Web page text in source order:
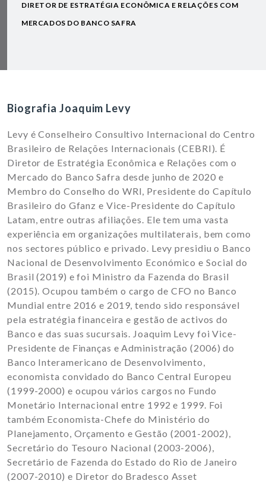
DIRETOR DE ESTRATÉGIA ECONÔMICA E RELAÇÕES COM
MERCADOS DO BANCO SAFRA
Biografia Joaquim Levy
Levy é Conselheiro Consultivo Internacional do Centro
Brasileiro de Relações Internacionais (CEBRI). É
Diretor de Estratégia Econômica e Relações com o
Mercado do Banco Safra desde junho de 2020 e
Membro do Conselho do WRI, Presidente do Capítulo
Brasileiro do Gfanz e Vice-Presidente do Capítulo
Latam, entre outras afiliações. Ele tem uma vasta
experiência em organizações multilaterais, bem como
nos sectores público e privado. Levy presidiu o Banco
Nacional de Desenvolvimento Económico e Social do
Brasil (2019) e foi Ministro da Fazenda do Brasil
(2015). Ocupou também o cargo de CFO no Banco
Mundial entre 2016 e 2019, tendo sido responsável
pela estratégia financeira e gestão de activos do
Banco e das suas sucursais. Joaquim Levy foi Vice-
Presidente de Finanças e Administração (2006) do
Banco Interamericano de Desenvolvimento,
economista convidado do Banco Central Europeu
(1999-2000) e ocupou vários cargos no Fundo
Monetário Internacional entre 1992 e 1999. Foi
também Economista-Chefe do Ministério do
Planejamento, Orçamento e Gestão (2001-2002),
Secretário do Tesouro Nacional (2003-2006),
Secretário de Fazenda do Estado do Rio de Janeiro
(2007-2010) e Diretor do Bradesco Asset